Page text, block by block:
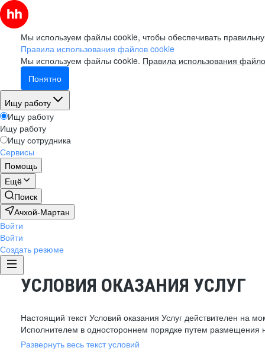
Мы используем файлы cookie, чтобы обеспечивать
Правила использования файлов cookie
Мы используем файлы cookie. Правила использования
Понятно
Ищу работу
Ищу работу
Ищу работу
Ищу сотрудника
Сервисы
Помощь
Ещё
Поиск
Ачхой-Мартан
Войти
Войти
Создать резюме
УСЛОВИЯ ОКАЗАНИЯ УСЛУГ
Настоящий текст Условий оказания Услуг действителен на
Исполнителем в одностороннем порядке путем размещения
Развернуть весь текст условий